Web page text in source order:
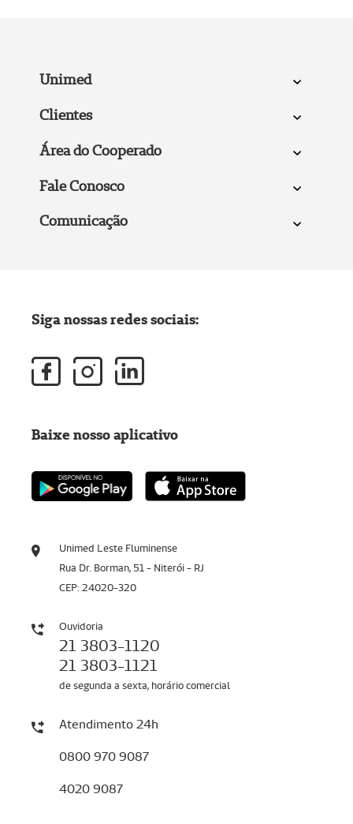
Unimed
Clientes
Área do Cooperado
Fale Conosco
Comunicação
Unimed Leste Fluminense
Rua Dr. Borman, 51 - Niterói - RJ
CEP: 24020-320
Ouvidoria
21 3803-1120
21 3803-1121
de segunda a sexta, horário comercial
Atendimento 24h
0800 970 9087
4020 9087
Siga nossas redes sociais:
Baixe nosso aplicativo